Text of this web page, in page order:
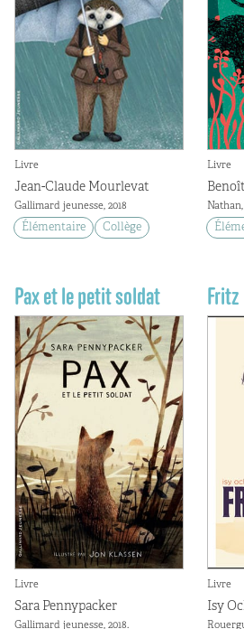
Livre
Jean-Claude Mourlevat
Gallimard jeunesse, 2018
Élémentaire Collège
Livre
Nathan,
Pax et le petit soldat
Livre
Sara Pennypacker
Gallimard jeunesse, 2018.
Fritz
Livre
Isy